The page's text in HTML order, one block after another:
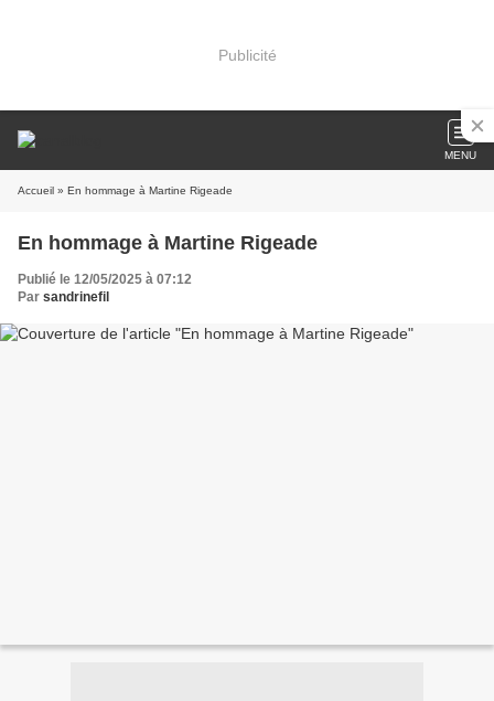
Publicité
MENU
Accueil » En hommage à Martine Rigeade
En hommage à Martine Rigeade
Publié le 12/05/2025 à 07:12
Par sandrinefil